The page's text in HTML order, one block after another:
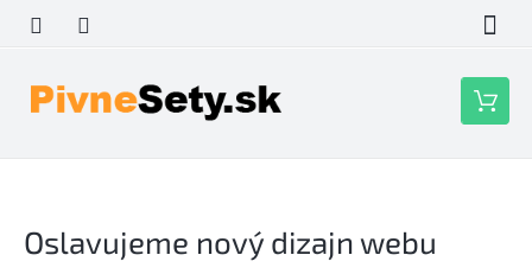
obsah
Nákupný
košík
Oslavujeme nový dizajn webu